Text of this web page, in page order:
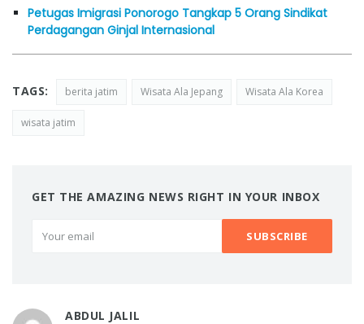
Petugas Imigrasi Ponorogo Tangkap 5 Orang Sindikat
Perdagangan Ginjal Internasional
TAGS: berita jatim Wisata Ala Jepang Wisata Ala Korea
wisata jatim
GET THE AMAZING NEWS RIGHT IN YOUR INBOX
ABDUL JALIL